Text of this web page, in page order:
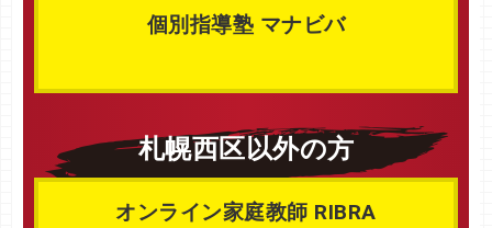
個別指導塾 マナビバ
札幌西区以外の方
オンライン家庭教師 RIBRA